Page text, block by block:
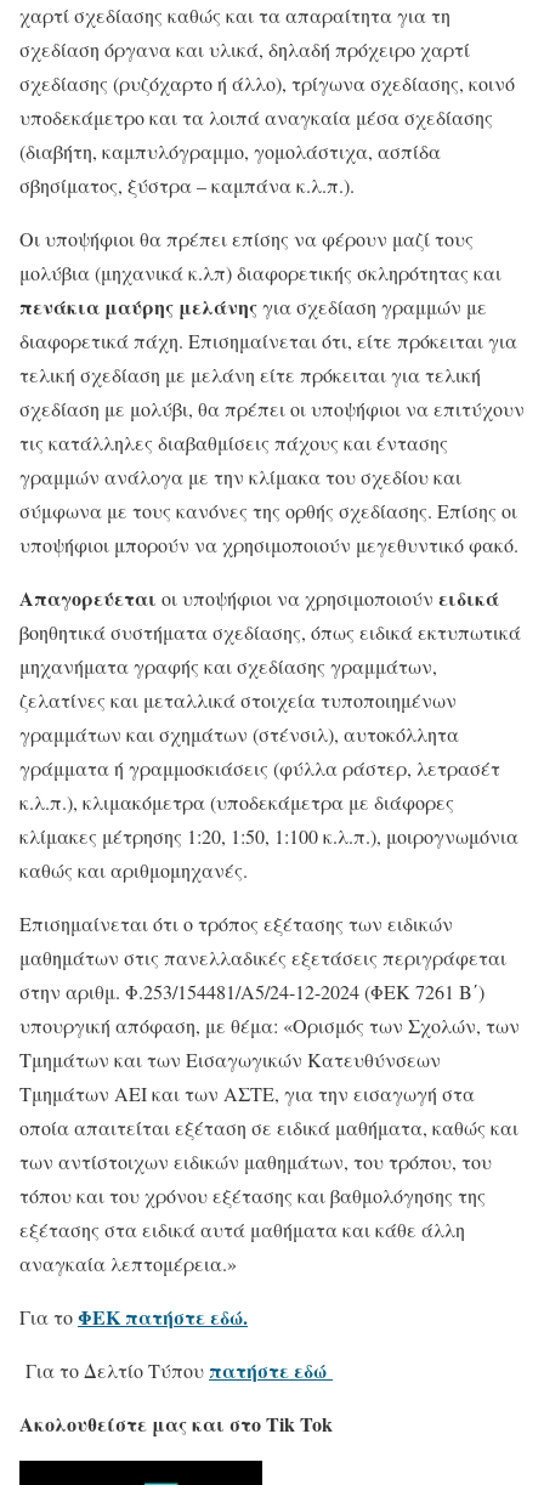
χαρτί σχεδίασης καθώς και τα απαραίτητα για τη
σχεδίαση όργανα και υλικά, δηλαδή πρόχειρο χαρτί
σχεδίασης (ρυζόχαρτο ή άλλο), τρίγωνα σχεδίασης, κοινό
υποδεκάμετρο και τα λοιπά αναγκαία μέσα σχεδίασης
(διαβήτη, καμπυλόγραμμο, γομολάστιχα, ασπίδα
σβησίματος, ξύστρα – καμπάνα κ.λ.π.).
Οι υποψήφιοι θα πρέπει επίσης να φέρουν μαζί τους
μολύβια (μηχανικά κ.λπ) διαφορετικής σκληρότητας και
πενάκια μαύρης μελάνηςγια σχεδίαση γραμμών με
διαφορετικά πάχη. Επισημαίνεται ότι, είτε πρόκειται για
τελική σχεδίαση με μελάνη είτε πρόκειται για τελική
σχεδίαση με μολύβι, θα πρέπει οι υποψήφιοι να επιτύχουν
τις κατάλληλες διαβαθμίσεις πάχους και έντασης
γραμμών ανάλογα με την κλίμακα του σχεδίου και
σύμφωνα με τους κανόνες της ορθής σχεδίασης. Επίσης οι
υποψήφιοι μπορούν να χρησιμοποιούν μεγεθυντικό φακό.
Απαγορεύεται οι υποψήφιοι να χρησιμοποιούν ειδικά
βοηθητικά συστήματα σχεδίασης, όπως ειδικά εκτυπωτικά
μηχανήματα γραφής και σχεδίασης γραμμάτων,
ζελατίνες και μεταλλικά στοιχεία τυποποιημένων
γραμμάτων και σχημάτων (στένσιλ), αυτοκόλλητα
γράμματα ή γραμμοσκιάσεις (φύλλα ράστερ, λετρασέτ
κ.λ.π.), κλιμακόμετρα (υποδεκάμετρα με διάφορες
κλίμακες μέτρησης 1:20, 1:50, 1:100 κ.λ.π.), μοιρογνωμόνια
καθώς και αριθμομηχανές.
Επισημαίνεται ότι ο τρόπος εξέτασης των ειδικών
μαθημάτων στις πανελλαδικές εξετάσεις περιγράφεται
στην αριθμ. Φ.253/154481/Α5/24-12-2024 (ΦΕΚ 7261 Β΄)
υπουργική απόφαση, με θέμα: «Ορισμός των Σχολών, των
Τμημάτων και των Εισαγωγικών Κατευθύνσεων
Τμημάτων ΑΕΙ και των ΑΣΤΕ, για την εισαγωγή στα
οποία απαιτείται εξέταση σε ειδικά μαθήματα, καθώς και
των αντίστοιχων ειδικών μαθημάτων, του τρόπου, του
τόπου και του χρόνου εξέτασης και βαθμολόγησης της
εξέτασης στα ειδικά αυτά μαθήματα και κάθε άλλη
αναγκαία λεπτομέρεια.»
Για τοΦΕΚ πατήστε εδώ.
Για το Δελτίο Τύπουπατήστε εδώ
Ακολουθείστε μας και στο Tik Tok